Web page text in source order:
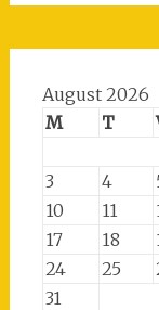
August 2026
M
T
3
4
10
11
17
18
24
25
31